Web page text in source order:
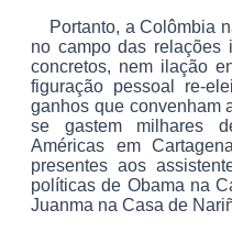
Portanto, a Colômbia
no campo das relações
concretos, nem ilação
figuração pessoal re-
ganhos que convenham
se gastem milhares
Américas em
presentes aos
políticas de Obama na
Juanma na Casa de